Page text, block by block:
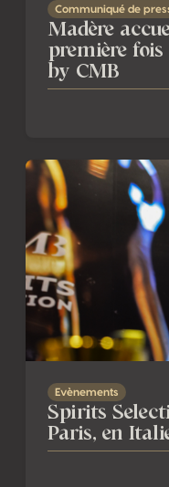
Communiqué de
Madère
première
by CMB
Spirits Selection vous
Evènements
Spirits
Paris, en